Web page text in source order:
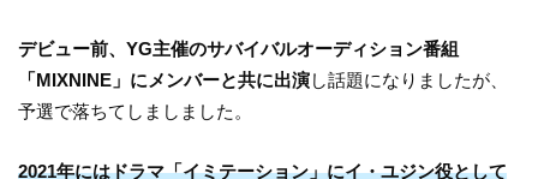
デビュー前、YG主催のサバイバルオーディション番組
「MIXNINE」にメンバーと共に出演し話題になりましたが、
予選で落ちてしましました。
2021年にはドラマ「イミテーション」にイ・ユジン役として